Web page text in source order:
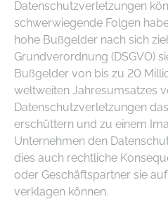
Datenschutzverletzungen
schwerwiegende Folgen
hohe Bußgelder nach sich
Grundverordnung (DSGVO)
Bußgelder von bis zu 20
weltweiten Jahresumsatzes
Datenschutzverletzungen
erschüttern und zu einem
Unternehmen den
dies auch rechtliche
oder Geschäftspartner sie
verklagen können.